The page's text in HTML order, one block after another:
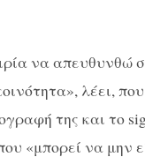
να απευθυνθώ
λέει,
της και τo
«μπορεί να μην